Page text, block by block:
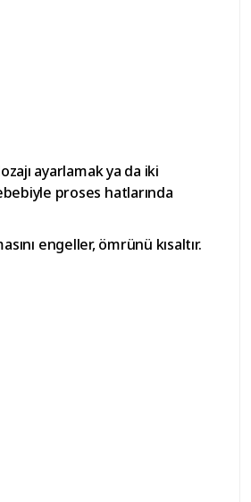
ayarlamak ya da iki
proses hatlarında
engeller, ömrünü kısaltır.